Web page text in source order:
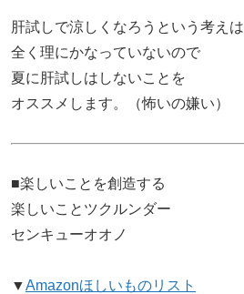
肝試しで涼しくなろうという考えは
全く理にかなっていないので
夏に肝試しはしないことを
オススメします。（怖いの嫌い）
■楽しいことを創造する
楽しいことツクルンダー
センキューオオノ
▼Amazonほしいものリスト